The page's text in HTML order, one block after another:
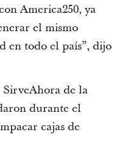
America250, ya
el mismo
en todo el país”, dijo
SirveAhora de la
durante el
cajas de